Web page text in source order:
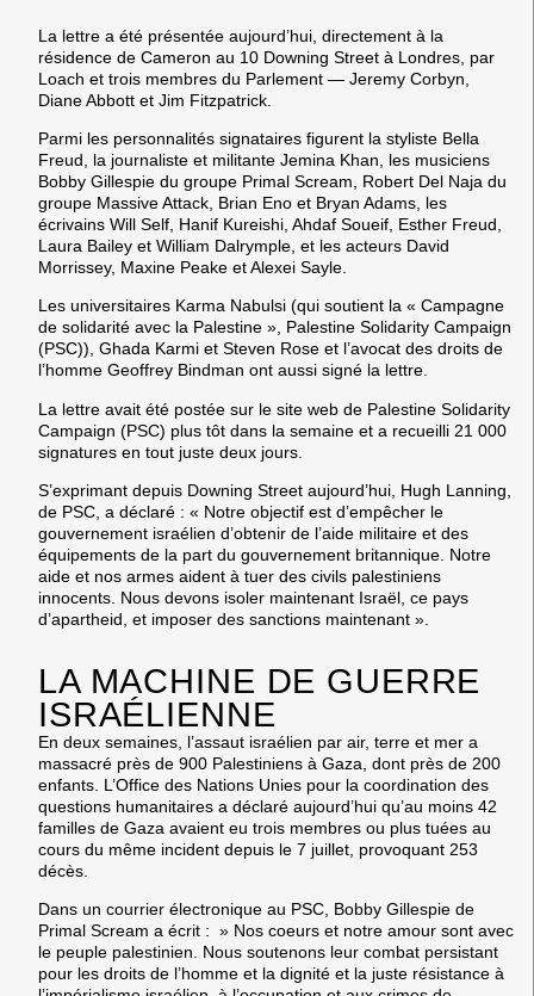
La lettre a été présentée aujourd’hui, directement à la
résidence de Cameron au 10 Downing Street à Londres, par
Loach et trois membres du Parlement — Jeremy Corbyn,
Diane Abbott et Jim Fitzpatrick.
Parmi les personnalités signataires figurent la styliste Bella
Freud, la journaliste et militante Jemina Khan, les musiciens
Bobby Gillespie du groupe Primal Scream, Robert Del Naja du
groupe Massive Attack, Brian Eno et Bryan Adams, les
écrivains Will Self, Hanif Kureishi, Ahdaf Soueif, Esther Freud,
Laura Bailey et William Dalrymple, et les acteurs David
Morrissey, Maxine Peake et Alexei Sayle.
Les universitaires Karma Nabulsi (qui soutient la « Campagne
de solidarité avec la Palestine », Palestine Solidarity Campaign
(PSC)), Ghada Karmi et Steven Rose et l’avocat des droits de
l’homme Geoffrey Bindman ont aussi signé la lettre.
La lettre avait été postée sur le site web de Palestine Solidarity
Campaign (PSC) plus tôt dans la semaine et a recueilli 21 000
signatures en tout juste deux jours.
S’exprimant depuis Downing Street aujourd’hui, Hugh Lanning,
de PSC, a déclaré : « Notre objectif est d’empêcher le
gouvernement israélien d’obtenir de l’aide militaire et des
équipements de la part du gouvernement britannique. Notre
aide et nos armes aident à tuer des civils palestiniens
innocents. Nous devons isoler maintenant Israël, ce pays
d’apartheid, et imposer des sanctions maintenant ».
LA MACHINE DE GUERRE
ISRAÉLIENNE
En deux semaines, l’assaut israélien par air, terre et mer a
massacré près de 900 Palestiniens à Gaza, dont près de 200
enfants. L’Office des Nations Unies pour la coordination des
questions humanitaires a déclaré aujourd’hui qu’au moins 42
familles de Gaza avaient eu trois membres ou plus tuées au
cours du même incident depuis le 7 juillet, provoquant 253
décès.
Dans un courrier électronique au PSC, Bobby Gillespie de
Primal Scream a écrit : » Nos coeurs et notre amour sont avec
le peuple palestinien. Nous soutenons leur combat persistant
pour les droits de l’homme et la dignité et la juste résistance à